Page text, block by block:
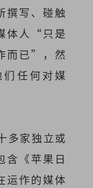
撰写、碰触
体人“只是
而已”，然
任何对媒
多家独立或
含《苹果日
运作的媒体